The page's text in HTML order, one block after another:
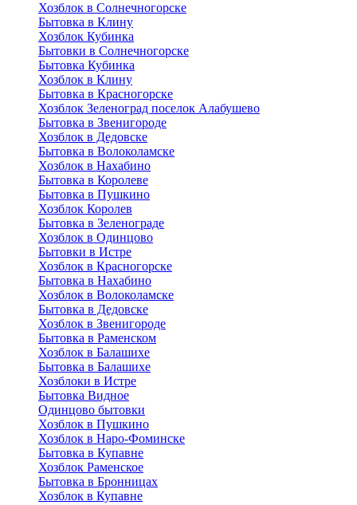
Хозблок в Солнечногорске
Бытовка в Клину
Хозблок Кубинка
Бытовки в Солнечногорске
Бытовка Кубинка
Хозблок в Клину
Бытовка в Красногорске
Хозблок Зеленоград поселок Алабушево
Бытовка в Звенигороде
Хозблок в Дедовске
Бытовка в Волоколамске
Хозблок в Нахабино
Бытовка в Королеве
Бытовкa в Пушкино
Хозблок Королев
Бытовка в Зеленограде
Хозблок в Одинцово
Бытовки в Истре
Хозблок в Красногорске
Бытовка в Нахабино
Хозблок в Волоколамске
Бытовкa в Дедовске
Хозблок в Звенигороде
Бытовка в Раменском
Хозблок в Балашихе
Бытовкa в Балашихе
Хозблоки в Истре
Бытовка Видное
Одинцово бытовки
Хозблок в Пушкино
Хозблок в Наро-Фоминске
Бытовка в Купавне
Хозблок Раменское
Бытовка в Бронницах
Хозблок в Купавне